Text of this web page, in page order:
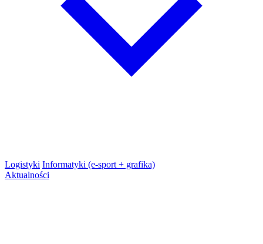
Logistyki Informatyki (e-sport + grafika)
Aktualności